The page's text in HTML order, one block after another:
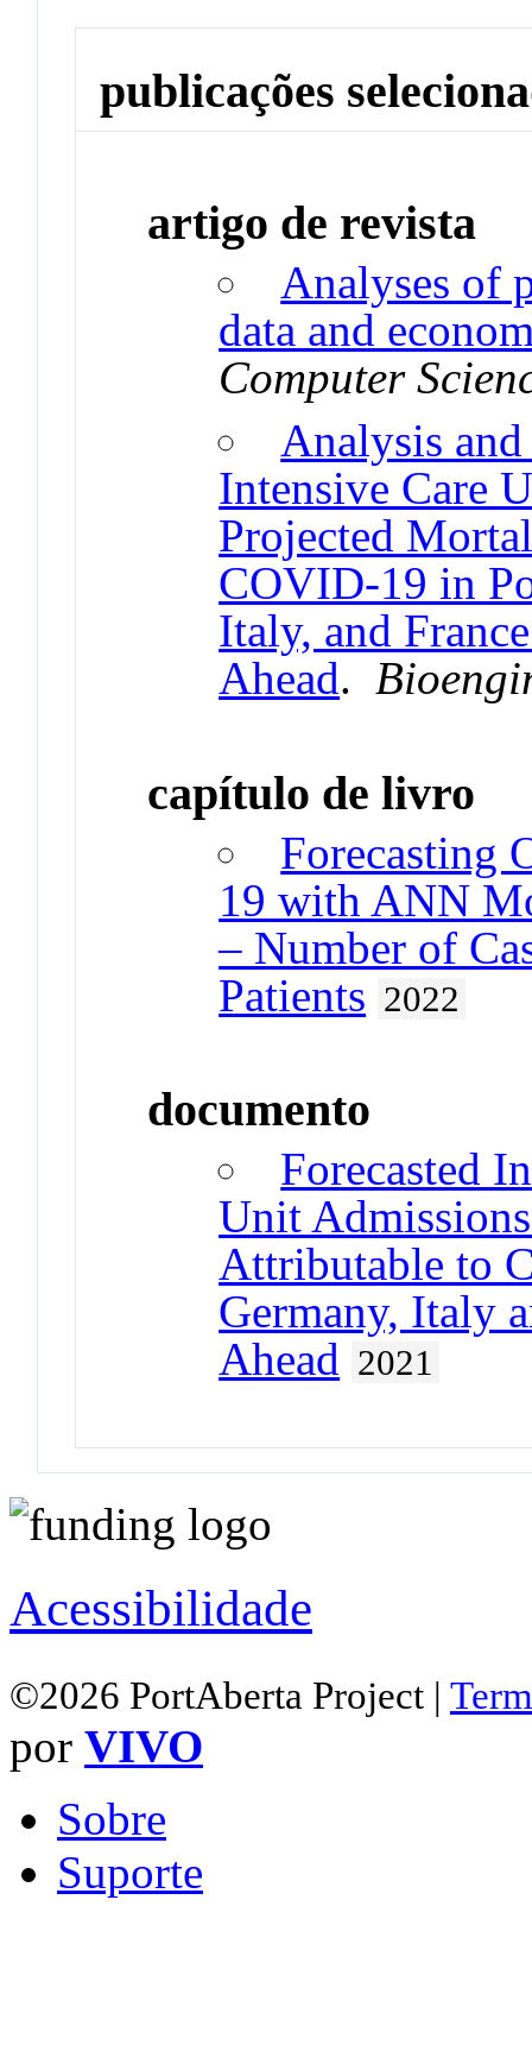
publicações
artigo de revista
Analyses of
data and
Computer
Analysis
Intensive Care
Projected
COVID-19 in
Italy, and
Ahead.
capítulo de livro
Forecasting
19 with ANN
– Number of
Patients 2022
documento
Forecasted
Unit
Attributable to
Germany, Italy
Ahead 2021
Acessibilidade
©2026 PortAberta Project |
por VIVO
Sobre
Suporte